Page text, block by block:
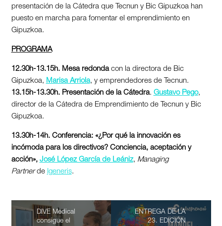
presentación de la Cátedra que Tecnun y Bic Gipuzkoa han
puesto en marcha para fomentar el emprendimiento en
Gipuzkoa.
PROGRAMA
12.30h-13.15h. Mesa redonda con la directora de Bic
Gipuzkoa, Marisa Arriola, y emprendedores de Tecnun.
13.15h-13.30h. Presentación de la Cátedra. Gustavo Pego,
director de la Cátedra de Emprendimiento de Tecnun y Bic
Gipuzkoa.
13.30h-14h. Conferencia: «¿Por qué la innovación es
incómoda para los directivos? Conciencia, aceptación y
acción», José López García de Leániz, Managing
Partnerde Igeneris.
DIVE Medical
consigue el
ENTREGA DE LA
23. EDICIÓN